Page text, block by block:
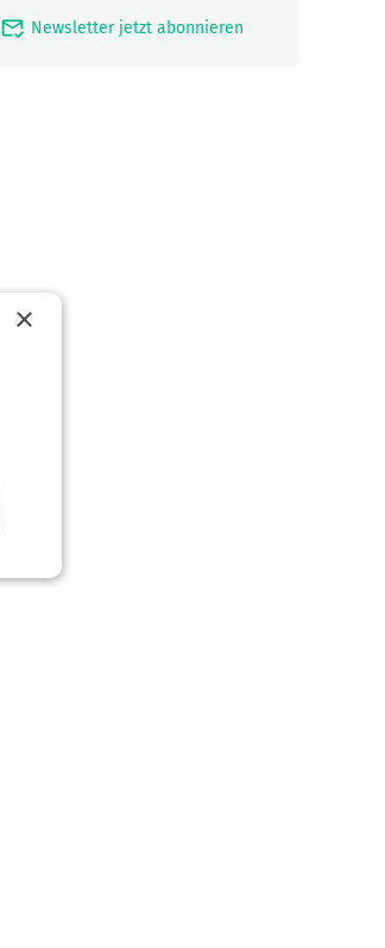
mark_email_read Newsletter jetzt abonnieren
×